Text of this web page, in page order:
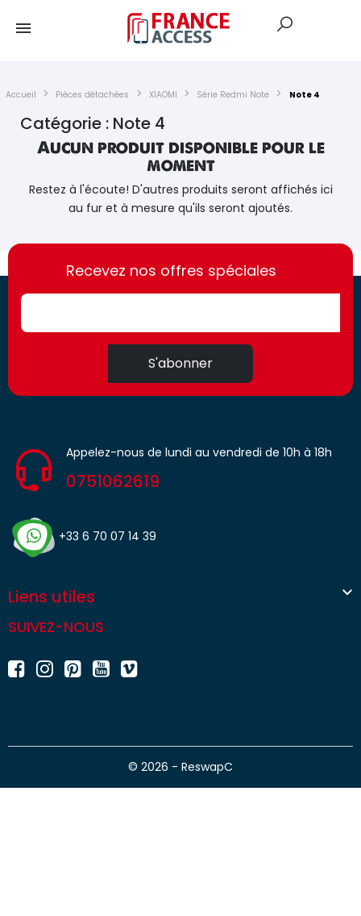
Accueil Pièces détachées XIAOMI Série Redmi Note Note 4
Catégorie : Note 4
Aucun produit disponible pour le
moment
Restez à l'écoute! D'autres produits seront affichés ici
au fur et à mesure qu'ils seront ajoutés.
https://france-
access.fr
https://france-
access.fr
Recevez nos offres spéciales
S'abonner
Appelez-nous de lundi au vendredi de 10h à 18h
0751062619
+33 6 70 07 14 39
Liens utiles 
SUIVEZ-NOUS
© 2026 - ReswapC